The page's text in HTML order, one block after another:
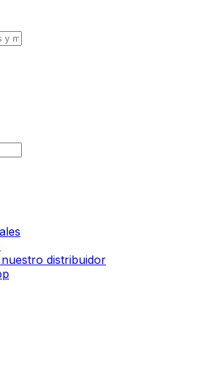
distribuidor